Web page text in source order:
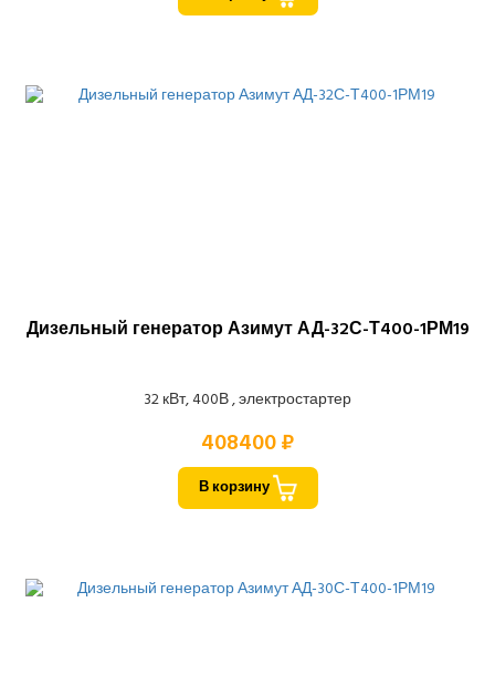
Дизельный генератор Азимут АД-32С-Т400-1РМ19
32 кВт, 400В , электростартер
408400 ₽
В корзину